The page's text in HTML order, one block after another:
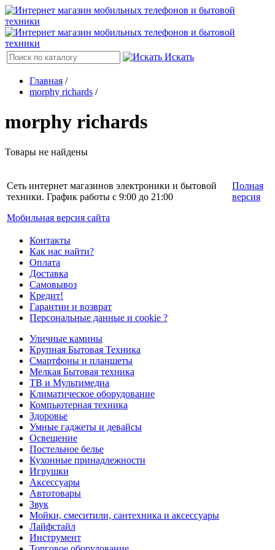
Искать
Главная /
morphy richards /
morphy richards
Товары не найдены
Сеть интернет магазинов электроники и бытовой
техники. График работы с 9:00 до 21:00
Мобильная версия сайта
Полная
версия
Контакты
Как нас найти?
Оплата
Доставка
Самовывоз
Кредит!
Гарантии и возврат
Персональные данные и cookie ?
Уличные камины
Крупная Бытовая Техника
Смартфоны и планшеты
Мелкая Бытовая техника
ТВ и Мультимедиа
Климатическое оборудование
Компьютерная техника
Здоровье
Умные гаджеты и девайсы
Освещение
Постельное белье
Кухонные принадлежности
Игрушки
Аксессуары
Автотовары
Звук
Мойки, смеситили, сантехника и аксессуары
Лайфстайл
Инструмент